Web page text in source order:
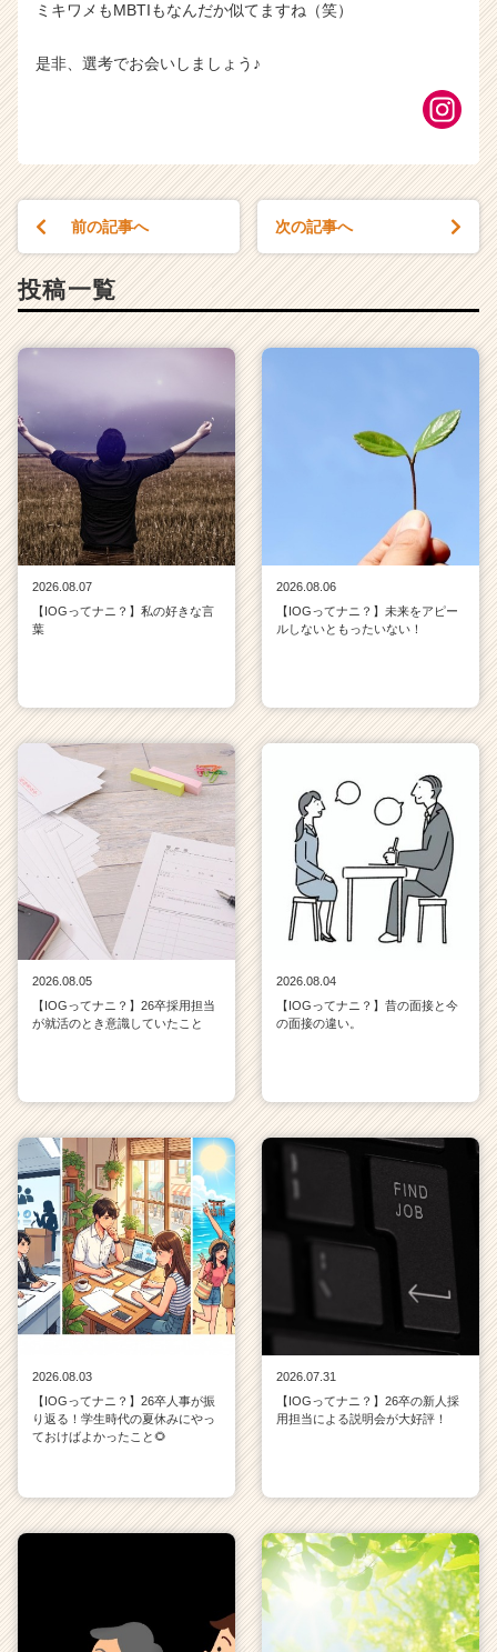
ミキワメもMBTIもなんだか似てますね（笑）
是非、選考でお会いしましょう♪
前の記事へ 次の記事へ
投稿一覧
2026.08.07
【IOGってナニ？】私の好きな言
葉
2026.08.06
【IOGってナニ？】未来をアピー
ルしないともったいない！
2026.08.05
【IOGってナニ？】26卒採用担当
が就活のとき意識していたこと
2026.08.04
【IOGってナニ？】昔の面接と今
の面接の違い。
2026.08.03
【IOGってナニ？】26卒人事が振
り返る！学生時代の夏休みにやっ
ておけばよかったこと🌻
2026.07.31
【IOGってナニ？】26卒の新人採
用担当による説明会が大好評！